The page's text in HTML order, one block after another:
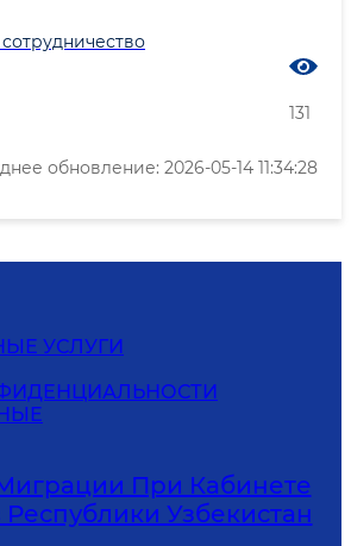
131
обновление: 2026-05-14 11:34:28
УСЛУГИ
При Кабинете
Узбекистан